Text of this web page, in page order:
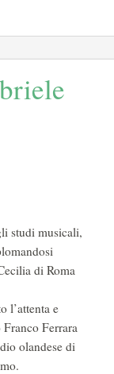
studi musicali,
di Roma
l’attenta e
Franco Ferrara
olandese di